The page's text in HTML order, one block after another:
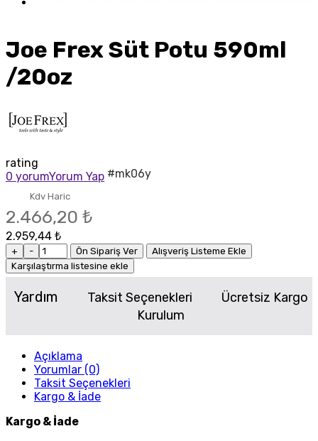
Joe Frex Süt Potu 590ml
/20oz
rating
0 yorumYorum Yap #mk06y
Kdv Haric
2.466,20 ₺
2.959,44 ₺
+ - Ön Sipariş Ver
Alışveriş Listeme Ekle
Karşılaştırma listesine ekle
Yardım Taksit Seçenekleri
Ücretsiz Kargo
Kurulum
Açıklama
Yorumlar (0)
Taksit Seçenekleri
Kargo & İade
Kargo & İade